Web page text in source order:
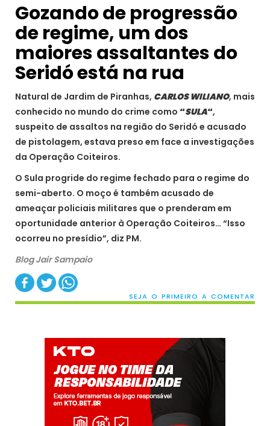
Gozando de progressão
de regime, um dos
maiores assaltantes do
Seridó está na rua
Natural de Jardim de Piranhas, CARLOS WILIANO, mais
conhecido no mundo do crime como “SULA“,
suspeito de assaltos na região do Seridó e acusado
de pistolagem, estava preso em face a investigações
da Operação Coiteiros.
O Sula progride do regime fechado para o regime do
semi-aberto. O moço é também acusado de
ameaçar policiais militares que o prenderam em
oportunidade anterior à Operação Coiteiros… “Isso
ocorreu no presídio”, diz PM.
Blog Jair Sampaio
SEJA O PRIMEIRO A COMENTAR